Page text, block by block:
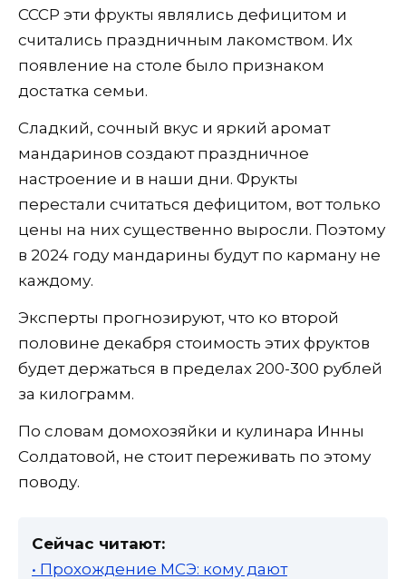
СССР эти фрукты являлись дефицитом и
считались праздничным лакомством. Их
появление на столе было признаком
достатка семьи.
Сладкий, сочный вкус и яркий аромат
мандаринов создают праздничное
настроение и в наши дни. Фрукты
перестали считаться дефицитом, вот только
цены на них существенно выросли. Поэтому
в 2024 году мандарины будут по карману не
каждому.
Эксперты прогнозируют, что ко второй
половине декабря стоимость этих фруктов
будет держаться в пределах 200-300 рублей
за килограмм.
По словам домохозяйки и кулинара Инны
Солдатовой, не стоит переживать по этому
поводу.
Сейчас читают:
• Прохождение МСЭ: кому дают